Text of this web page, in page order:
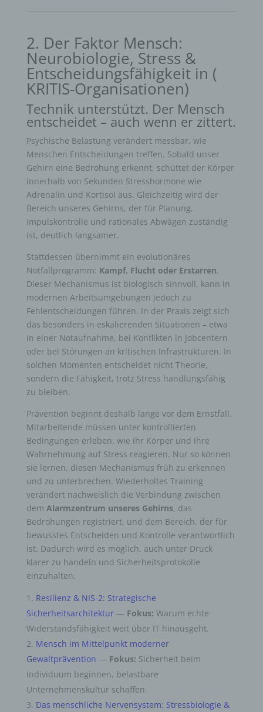
2. Der Faktor Mensch:
Neurobiologie, Stress &
Entscheidungsfähigkeit in (
KRITIS-Organisationen)
Technik unterstützt. Der Mensch
entscheidet – auch wenn er zittert.
Psychische Belastung verändert messbar, wie
Menschen Entscheidungen treffen. Sobald unser
Gehirn eine Bedrohung erkennt, schüttet der Körper
innerhalb von Sekunden Stresshormone wie
Adrenalin und Kortisol aus. Gleichzeitig wird der
Bereich unseres Gehirns, der für Planung,
Impulskontrolle und rationales Abwägen zuständig
ist, deutlich langsamer.
Stattdessen übernimmt ein evolutionäres
Notfallprogramm: Kampf, Flucht oder Erstarren.
Dieser Mechanismus ist biologisch sinnvoll, kann in
modernen Arbeitsumgebungen jedoch zu
Fehlentscheidungen führen. In der Praxis zeigt sich
das besonders in eskalierenden Situationen – etwa
in einer Notaufnahme, bei Konflikten in Jobcentern
oder bei Störungen an kritischen Infrastrukturen. In
solchen Momenten entscheidet nicht Theorie,
sondern die Fähigkeit, trotz Stress handlungsfähig
zu bleiben.
Prävention beginnt deshalb lange vor dem Ernstfall.
Mitarbeitende müssen unter kontrollierten
Bedingungen erleben, wie ihr Körper und ihre
Wahrnehmung auf Stress reagieren. Nur so können
sie lernen, diesen Mechanismus früh zu erkennen
und zu unterbrechen. Wiederholtes Training
verändert nachweislich die Verbindung zwischen
dem Alarmzentrum unseres Gehirns, das
Bedrohungen registriert, und dem Bereich, der für
bewusstes Entscheiden und Kontrolle verantwortlich
ist. Dadurch wird es möglich, auch unter Druck
klarer zu handeln und Sicherheitsprotokolle
einzuhalten.
Resilienz & NIS-2: Strategische
Sicherheitsarchitektur — Fokus: Warum echte
Widerstandsfähigkeit weit über IT hinausgeht.
Mensch im Mittelpunkt moderner
Gewaltprävention — Fokus: Sicherheit beim
Individuum beginnen, belastbare
Unternehmenskultur schaffen.
Das menschliche Nervensystem: Stressbiologie &